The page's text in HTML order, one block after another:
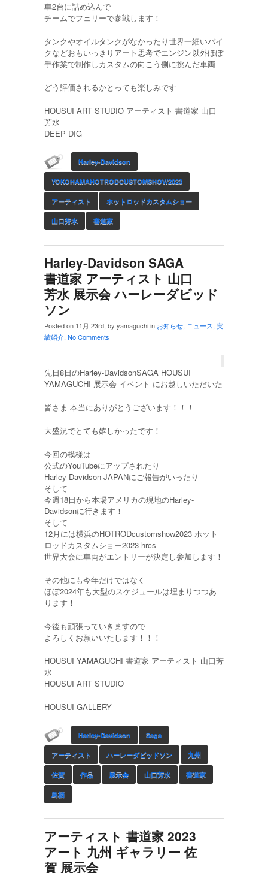
車2台に詰め込んで
チームでフェリーで参戦します！
タンクやオイルタンクがなかったり世界一細いバイ
クなどおもいっきりアート思考でエンジン以外ほぼ
手作業で制作しカスタムの向こう側に挑んだ車両
どう評価されるかとっても楽しみです
HOUSUI ART STUDIO アーティスト 書道家 山口
芳水
DEEP DIG
Harley-Davidson
YOKOHAMAHOTRODCUSTOMSHOW2023
アーティスト ホットロッドカスタムショー
山口芳水 書道家
Harley-Davidson SAGA
書道家 アーティスト 山口
芳水 展示会 ハーレーダビッド
ソン
Posted on 11月 23rd, by yamaguchi in お知らせ, ニュース, 実
績紹介. No Comments
先日8日のHarley-DavidsonSAGA HOUSUI
YAMAGUCHI 展示会 イベント にお越しいただいた
皆さま 本当にありがとうございます！！！
大盛況でとても嬉しかったです！
今回の模様は
公式のYouTubeにアップされたり
Harley-Davidson JAPANにご報告がいったり
そして
今週18日から本場アメリカの現地のHarley-
Davidsonに行きます！
そして
12月には横浜のHOTRODcustomshow2023 ホット
ロッドカスタムショー2023 hrcs
世界大会に車両がエントリーが決定し参加します！
その他にも今年だけではなく
ほぼ2024年も大型のスケジュールは埋まりつつあ
ります！
今後も頑張っていきますので
よろしくお願いいたします！！！
HOUSUI YAMAGUCHI 書道家 アーティスト 山口芳
水
HOUSUI ART STUDIO
HOUSUI GALLERY
Harley-Davidson Saga
アーティスト ハーレーダビッドソン 九州
佐賀 作品 展示会 山口芳水 書道家
鳥栖
アーティスト 書道家 2023
アート 九州 ギャラリー 佐
賀 展示会